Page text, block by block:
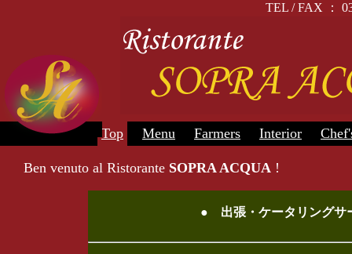
TEL / FAX ：
Top Menu Farmers Interior
Ben venuto al Ristorante SOPRA ACQUA !
● 出張・ケータリング